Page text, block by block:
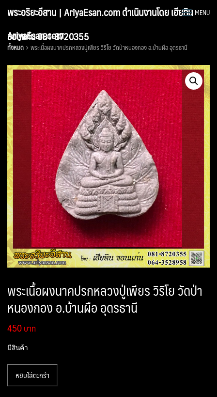
พระอริยะอีสาน | AriyaEsan.com ดำเนินงานโดย เฮียทิน
ขอนแก่น 081-8720355
MENU
AriyaEsan.com
ทั้งหมด พระเนื้อผงนาคปรกหลวงปู่เพียร วิริโย วัดป่าหนองกอง อ.บ้านผือ อุดรธานี
พระเนื้อผงนาคปรกหลวงปู่เพียร วิริโย วัดป่า
หนองกอง อ.บ้านผือ อุดรธานี
450
มีสินค้า
พระหยิบใส่ตะกร้า